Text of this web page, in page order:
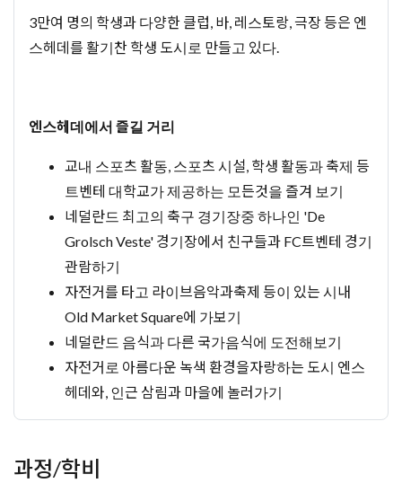
3만여 명의 학생과 다양한 클럽, 바, 레스토랑, 극장 등은 엔
스헤데를 활기찬 학생 도시로 만들고 있다.
엔스헤데에서 즐길 거리
교내 스포츠 활동, 스포츠 시설, 학생 활동과 축제 등
트벤테 대학교가 제공하는 모든것을 즐겨 보기
네덜란드 최고의 축구 경기장중 하나인 'De
Grolsch Veste' 경기장에서 친구들과 FC트벤테 경기
관람하기
자전거를 타고 라이브음악과축제 등이 있는 시내
Old Market Square에 가보기
네덜란드 음식과 다른 국가음식에 도전해보기
자전거로 아름다운 녹색 환경을자랑하는 도시 엔스
헤데와, 인근 삼림과 마을에 놀러가기
과정/학비